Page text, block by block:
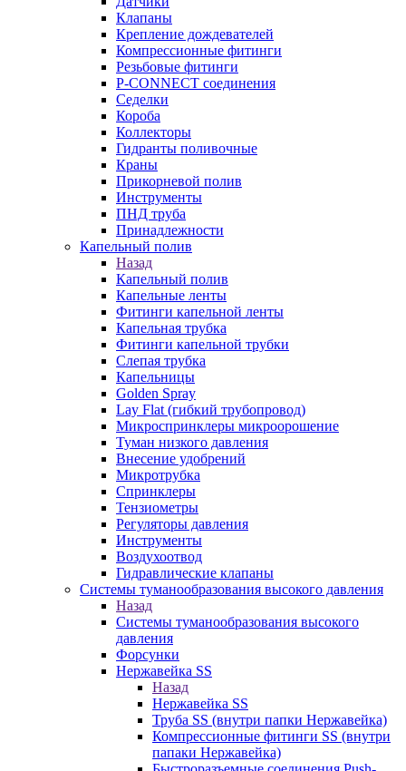
Клапаны
Крепление дождевателей
Компрессионные фитинги
Резьбовые фитинги
P-CONNECT соединения
Седелки
Короба
Коллекторы
Гидранты поливочные
Краны
Прикорневой полив
Инструменты
ПНД труба
Принадлежности
Капельный полив
Назад
Капельный полив
Капельные ленты
Фитинги капельной ленты
Капельная трубка
Фитинги капельной трубки
Слепая трубка
Капельницы
Golden Spray
Lay Flat (гибкий трубопровод)
Микроспринклеры микроорошение
Туман низкого давления
Внесение удобрений
Микротрубка
Спринклеры
Тензиометры
Регуляторы давления
Инструменты
Воздухоотвод
Гидравлические клапаны
Системы туманообразования высокого давления
Назад
Системы туманообразования высокого
давления
Форсунки
Нержавейка SS
Назад
Нержавейка SS
Труба SS (внутри папки Нержавейка)
Компрессионные фитинги SS (внутри
папаки Нержавейка)